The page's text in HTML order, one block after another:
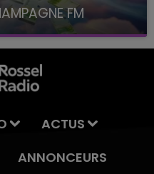
FM
FM, à 8H10
ACTUS
ANNONCEURS